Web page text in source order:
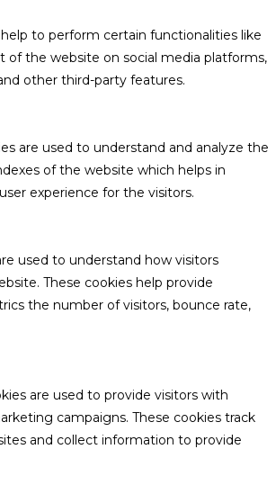
to perform certain functionalities like
of the website on social media platforms,
other third-party features.
are used to understand and analyze the
of the website which helps in
experience for the visitors.
used to understand how visitors
These cookies help provide
the number of visitors, bounce rate,
are used to provide visitors with
campaigns. These cookies track
and collect information to provide